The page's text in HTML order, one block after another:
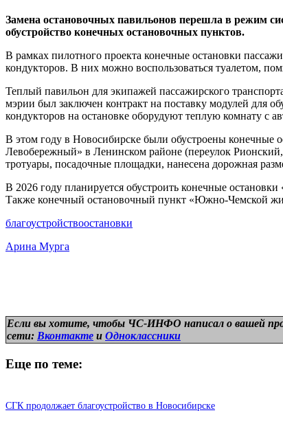
Замена остановочных павильонов перешла в режим
обустройство конечных остановочных пунктов.
В рамках пилотного проекта конечные остановки
кондукторов. В них можно воспользоваться туалетом,
Теплый павильон для экипажей пассажирского
мэрии был заключен контракт на поставку модулей для
кондукторов на остановке оборудуют теплую комнату с
В этом году в Новосибирске были обустроены конечные
Левобережный» в Ленинском районе (переулок
тротуары, посадочные площадки, нанесена дорожная
В 2026 году планируется обустроить конечные
Также конечный остановочный пункт «Южно-Чемской
благоустройствоостановки
Арина Мурга
Если вы хотите, чтобы ЧС-ИНФО написал о вашей
сети: Вконтакте и Одноклассники
Еще по теме:
СГК продолжает благоустройство в Новосибирске